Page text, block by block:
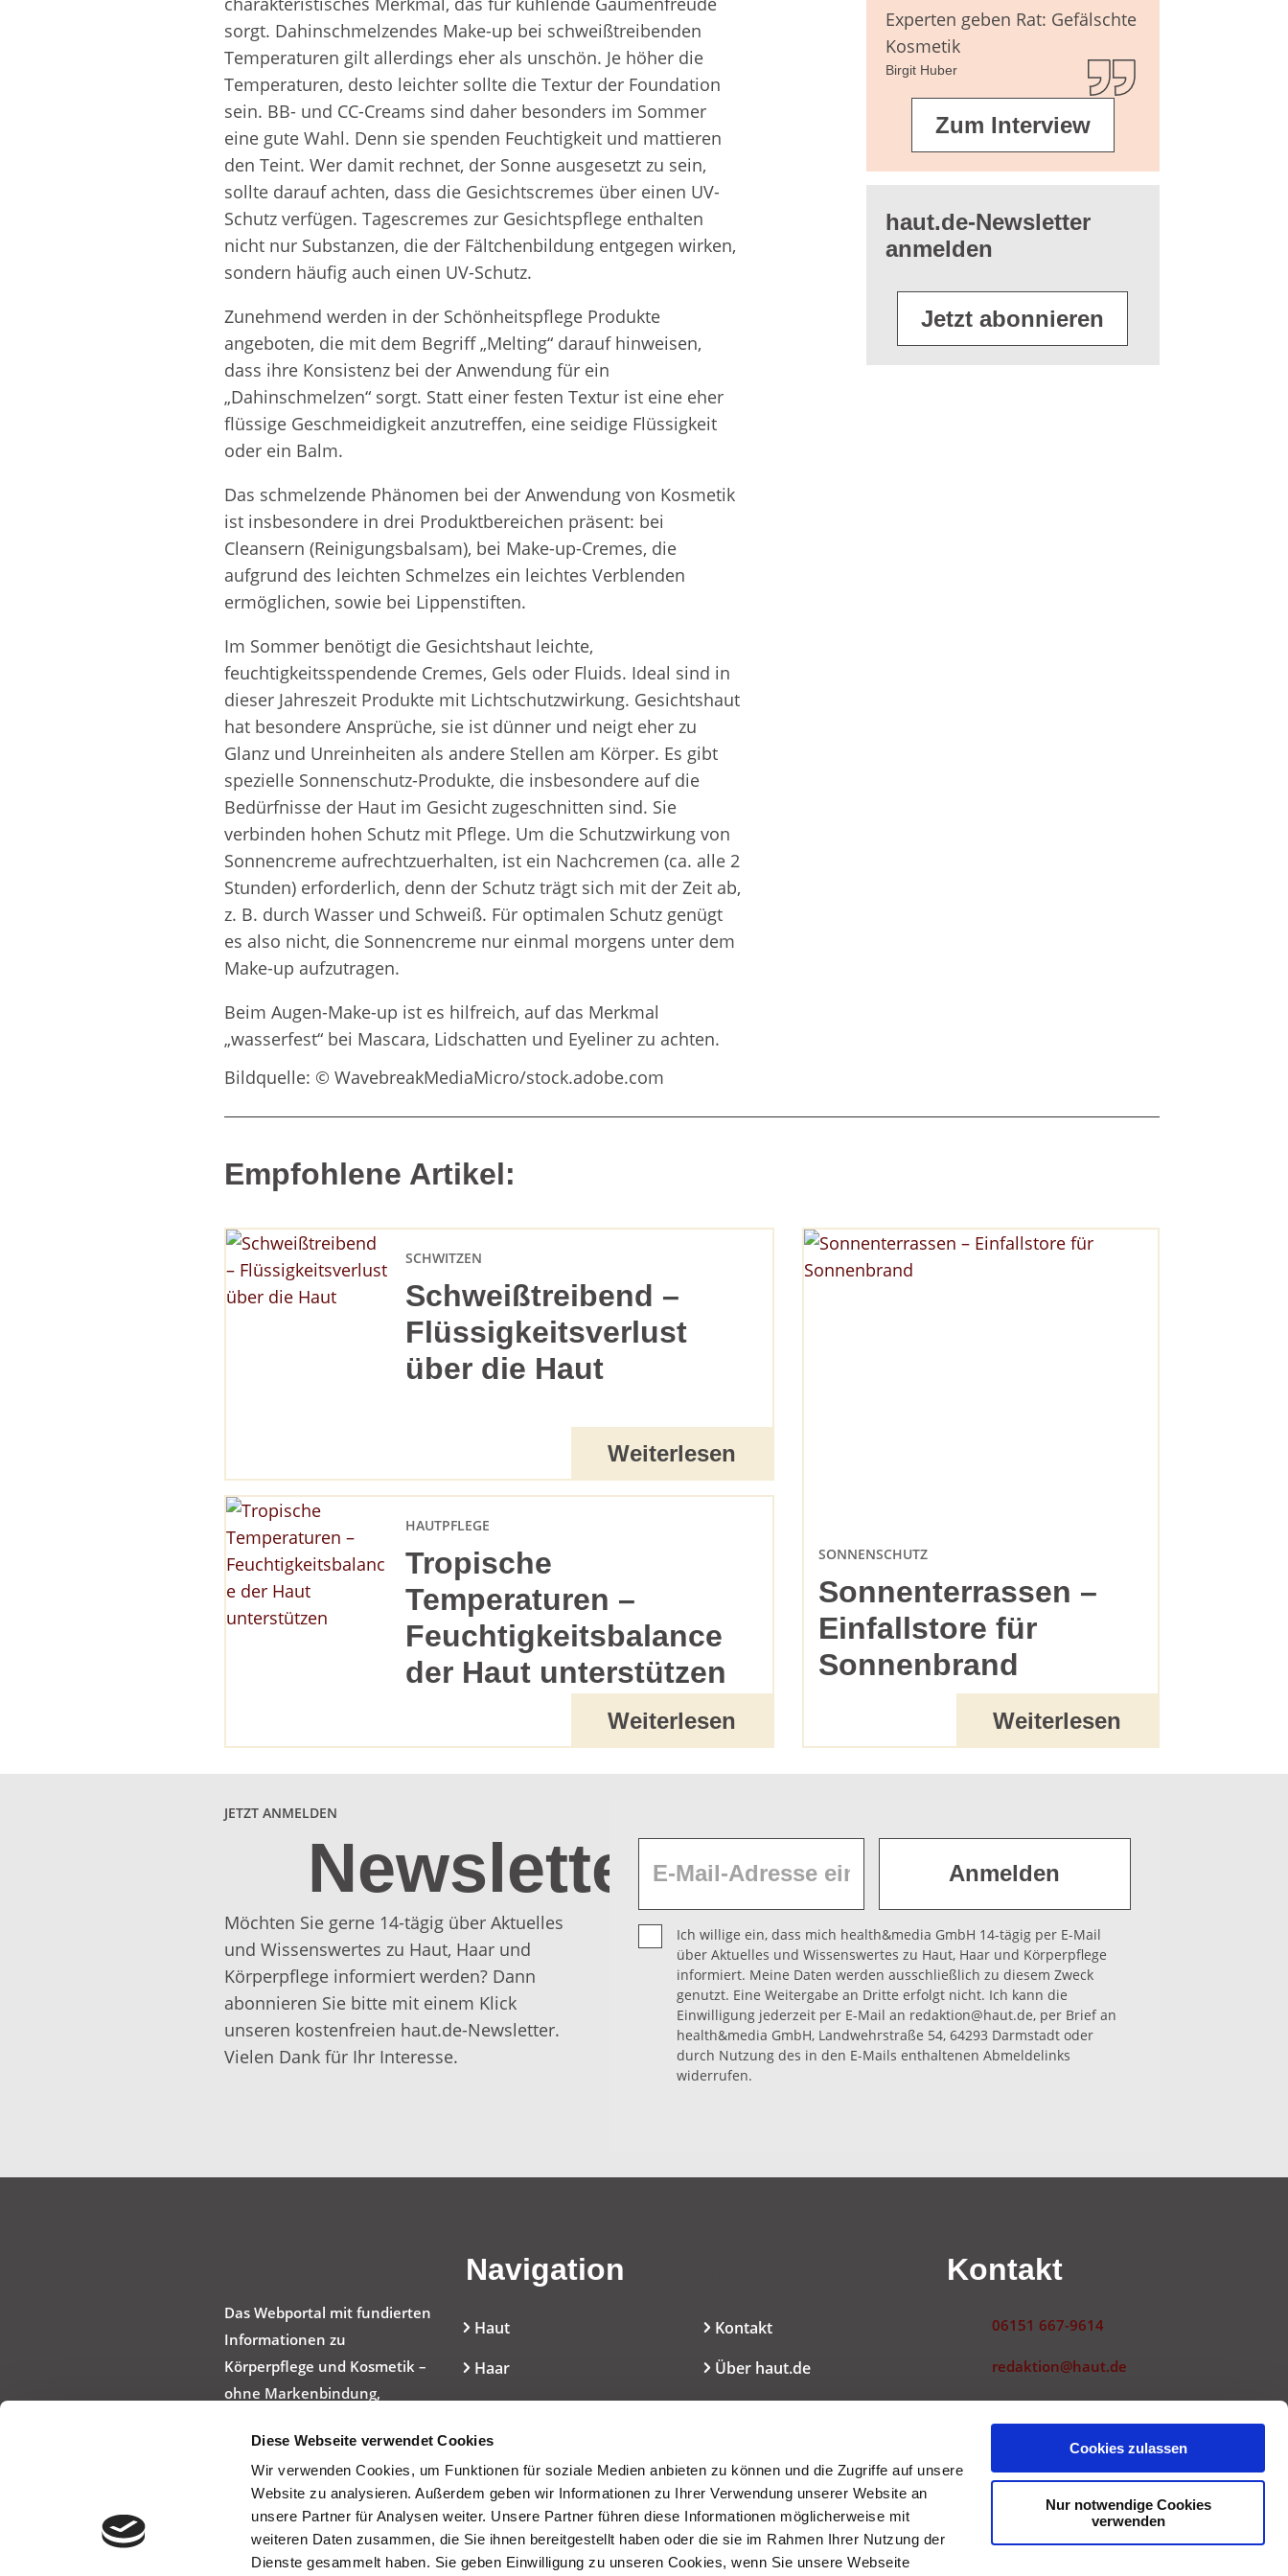
Diese Webseite verwendet Cookies
Wir verwenden Cookies, um Funktionen für soziale Medien anbieten zu können und die Zugriffe auf unsere
Website zu analysieren. Außerdem geben wir Informationen zu Ihrer Verwendung unserer Website an
unsere Partner für Analysen weiter. Unsere Partner führen diese Informationen möglicherweise mit
weiteren Daten zusammen, die Sie ihnen bereitgestellt haben oder die sie im Rahmen Ihrer Nutzung der
Dienste gesammelt haben. Sie geben Einwilligung zu unseren Cookies, wenn Sie unsere Webseite
Cookies zulassen
Nur notwendige Cookies
verwenden
Weitere Inhaltsstoffe
Zahnpflegemitteln
Zahnersatz
Fragen
Duftfamilien Produktsicherheit
Weiterführende
sorgt. Dahinschmelzendes Make-up bei schweißtreibenden
Temperaturen gilt allerdings eher als unschön. Je höher die
Temperaturen, desto leichter sollte die Textur der Foundation
sein. BB- und CC-Creams sind daher besonders im Sommer
eine gute Wahl. Denn sie spenden Feuchtigkeit und mattieren
den Teint. Wer damit rechnet, der Sonne ausgesetzt zu sein,
sollte darauf achten, dass die Gesichtscremes über einen UV-
Schutz verfügen. Tagescremes zur Gesichtspflege enthalten
nicht nur Substanzen, die der Fältchenbildung entgegen wirken,
sondern häufig auch einen UV-Schutz.
Zunehmend werden in der Schönheitspflege Produkte
angeboten, die mit dem Begriff „Melting“ darauf hinweisen,
dass ihre Konsistenz bei der Anwendung für ein
„Dahinschmelzen“ sorgt. Statt einer festen Textur ist eine eher
flüssige Geschmeidigkeit anzutreffen, eine seidige Flüssigkeit
oder ein Balm.
Das schmelzende Phänomen bei der Anwendung von Kosmetik
ist insbesondere in drei Produktbereichen präsent: bei
Cleansern (Reinigungsbalsam), bei Make-up-Cremes, die
aufgrund des leichten Schmelzes ein leichtes Verblenden
ermöglichen, sowie bei Lippenstiften.
Im Sommer benötigt die Gesichtshaut leichte,
feuchtigkeitsspendende Cremes, Gels oder Fluids. Ideal sind in
dieser Jahreszeit Produkte mit Lichtschutzwirkung. Gesichtshaut
hat besondere Ansprüche, sie ist dünner und neigt eher zu
Glanz und Unreinheiten als andere Stellen am Körper. Es gibt
spezielle Sonnenschutz-Produkte, die insbesondere auf die
Bedürfnisse der Haut im Gesicht zugeschnitten sind. Sie
verbinden hohen Schutz mit Pflege. Um die Schutzwirkung von
Sonnencreme aufrechtzuerhalten, ist ein Nachcremen (ca. alle 2
Stunden) erforderlich, denn der Schutz trägt sich mit der Zeit ab,
z. B. durch Wasser und Schweiß. Für optimalen Schutz genügt
es also nicht, die Sonnencreme nur einmal morgens unter dem
Make-up aufzutragen.
Beim Augen-Make-up ist es hilfreich, auf das Merkmal
„wasserfest“ bei Mascara, Lidschatten und Eyeliner zu achten.
Bildquelle: © WavebreakMediaMicro/stock.adobe.com
Experten geben Rat: Gefälschte
Kosmetik
Birgit Huber
Zum Interview
haut.de-Newsletter
anmelden
Jetzt abonnieren
Empfohlene Artikel:
Schweißtreibend –
Flüssigkeitsverlust
über die Haut
SCHWITZEN
Weiterlesen
Tropische
Temperaturen –
Feuchtigkeitsbalance
der Haut unterstützen
HAUTPFLEGE
Weiterlesen
Sonnenterrassen –
Einfallstore für
Sonnenbrand
SONNENSCHUTZ
Weiterlesen
JETZT ANMELDEN
Newsletter
Möchten Sie gerne 14-tägig über Aktuelles
und Wissenswertes zu Haut, Haar und
Körperpflege informiert werden? Dann
abonnieren Sie bitte mit einem Klick
unseren kostenfreien haut.de-Newsletter.
Vielen Dank für Ihr Interesse.
Ich willige ein, dass mich health&media GmbH 14-tägig per E-Mail
über Aktuelles und Wissenswertes zu Haut, Haar und Körperpflege
informiert. Meine Daten werden ausschließlich zu diesem Zweck
genutzt. Eine Weitergabe an Dritte erfolgt nicht. Ich kann die
Einwilligung jederzeit per E-Mail an redaktion@haut.de, per Brief an
health&media GmbH, Landwehrstraße 54, 64293 Darmstadt oder
durch Nutzung des in den E-Mails enthaltenen Abmeldelinks
widerrufen.
Das Webportal mit fundierten
Informationen zu
Körperpflege und Kosmetik –
ohne Markenbindung,
Navigation
Haut
Haar
Dekoratives
Düfte
Inhaltsstoffe/INCI
Wissen
Kontakt
Über haut.de
Presseservice
Kontakt
06151 667-9614
redaktion@haut.de
Landwehrstraße 54